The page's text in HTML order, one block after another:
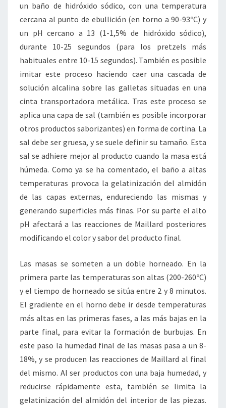
un baño de hidróxido sódico, con una temperatura
cercana al punto de ebullición (en torno a 90-93ºC) y
un pH cercano a 13 (1-1,5% de hidróxido sódico),
durante 10-25 segundos (para los pretzels más
habituales entre 10-15 segundos). También es posible
imitar este proceso haciendo caer una cascada de
solución alcalina sobre las galletas situadas en una
cinta transportadora metálica. Tras este proceso se
aplica una capa de sal (también es posible incorporar
otros productos saborizantes) en forma de cortina. La
sal debe ser gruesa, y se suele definir su tamaño. Esta
sal se adhiere mejor al producto cuando la masa está
húmeda. Como ya se ha comentado, el baño a altas
temperaturas provoca la gelatinización del almidón
de las capas externas, endureciendo las mismas y
generando superficies más finas. Por su parte el alto
pH afectará a las reacciones de Maillard posteriores
modificando el color y sabor del producto final.
Las masas se someten a un doble horneado. En la
primera parte las temperaturas son altas (200-260ºC)
y el tiempo de horneado se sitúa entre 2 y 8 minutos.
El gradiente en el horno debe ir desde temperaturas
más altas en las primeras fases, a las más bajas en la
parte final, para evitar la formación de burbujas. En
este paso la humedad final de las masas pasa a un 8-
18%, y se producen las reacciones de Maillard al final
del mismo. Al ser productos con una baja humedad, y
reducirse rápidamente esta, también se limita la
gelatinización del almidón del interior de las piezas.